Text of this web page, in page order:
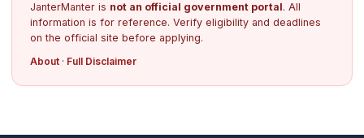
JanterManter is not an official government portal. All
information is for reference. Verify eligibility and deadlines
on the official site before applying.
About · Full Disclaimer